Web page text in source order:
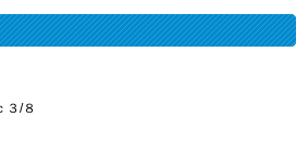
３/８